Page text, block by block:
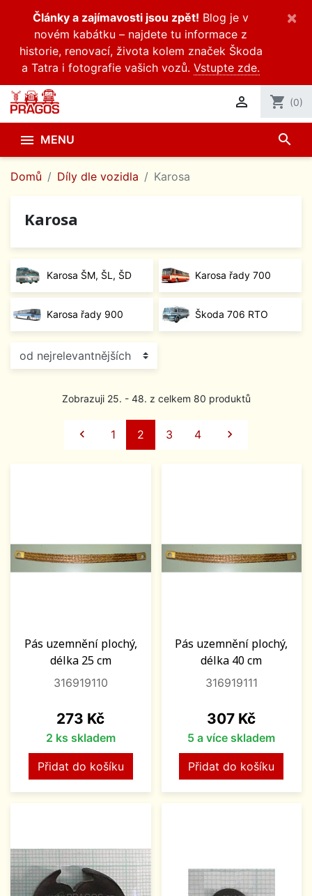
Články a zajímavosti jsou zpět! Blog je v
novém kabátku – najdete tu informace z
historie, renovací, života kolem značek Škoda
a Tatra i fotografie vašich vozů. Vstupte zde.
×
 shopping_cart (0)
 MENU search
Domů Díly dle vozidla Karosa
Karosa
Karosa ŠM, ŠL, ŠD Karosa řady 700
Karosa řady 900 Škoda 706 RTO
Zobrazuji 25. - 48. z celkem 80 produktů
Předchozí
 1 2 3 4 Další

Pás uzemnění plochý,
délka 25 cm
316919110
Cena
273 Kč
2 ks skladem
Přidat do košíku
Pás uzemnění plochý,
délka 40 cm
316919111
Cena
307 Kč
5 a více skladem
Přidat do košíku